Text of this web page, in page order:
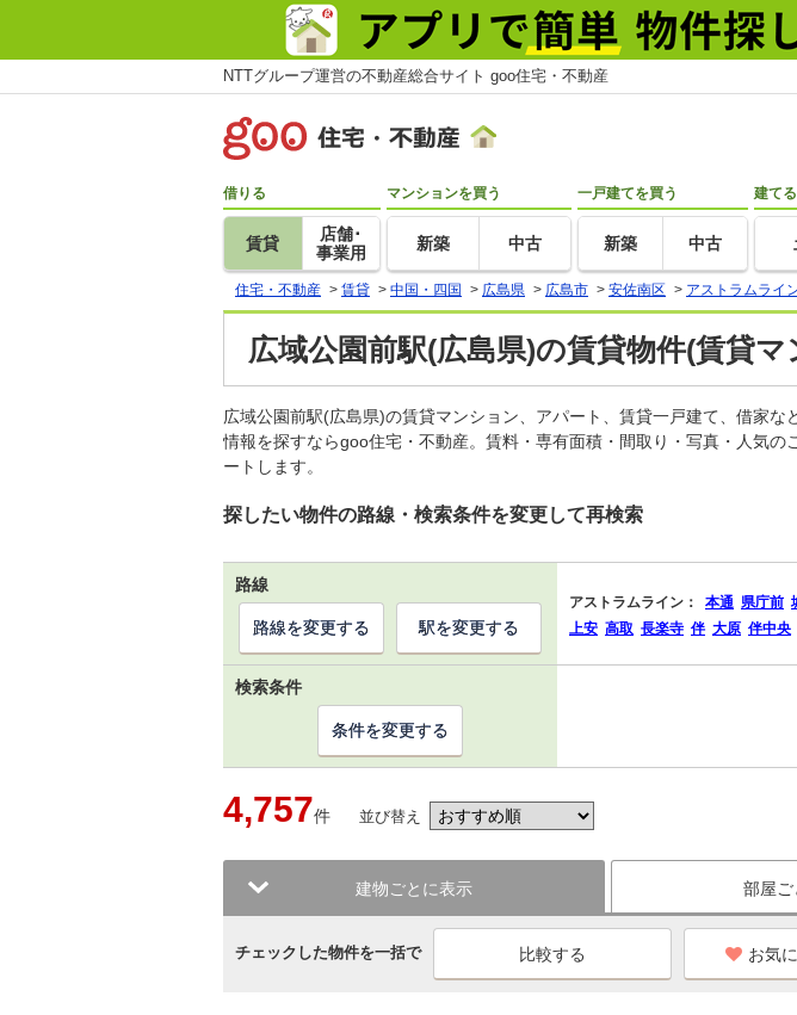
NTTグループ運営の不動産総合サイト goo住宅・不動産
借りる
賃貸
店舗･
事業用
マンションを買う
新築 中古
一戸建てを買う
新築 中古
建てる
住宅・不動産 > 賃貸 > 中国・四国 > 広島県 > 広島市 > 安佐南区 > アストラムライ
広域公園前駅(広島県)の賃貸物件(賃貸
広域公園前駅(広島県)の賃貸マンション、アパート、賃貸一戸建て、借家
情報を探すならgoo住宅・不動産。賃料・専有面積・間取り・写真・人気
ートします。
探したい物件の路線・検索条件を変更して再検索
路線
アストラムライン： 本通 県庁前
上安 高取 長楽寺 伴 大原 伴中央
路線を変更する 駅を変更する
検索条件
条件を変更する
4,757件 並び替え
建物ごとに表示 部屋
チェックした物件を一括で お気